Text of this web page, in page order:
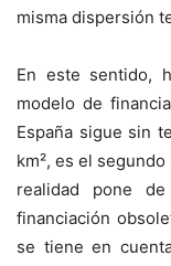
misma dispersión
En este sentido,
modelo de
España sigue sin
km², es el
realidad pone
financiación
se tiene en